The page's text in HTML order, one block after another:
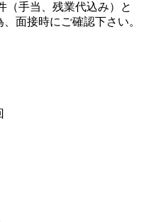
（手当、残業代込み）と
面接時にご確認下さい。